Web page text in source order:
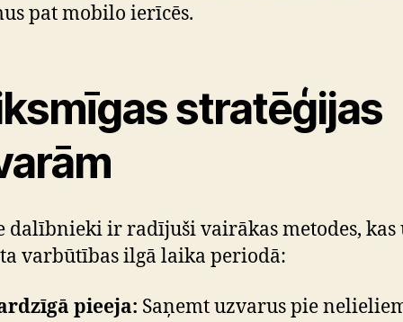
pat mobilo ierīcēs.
stratēģijas
dalībnieki ir radījuši vairākas metodes, kas
varbūtības ilgā laika periodā:
pieeja: Saņemt uzvarus pie